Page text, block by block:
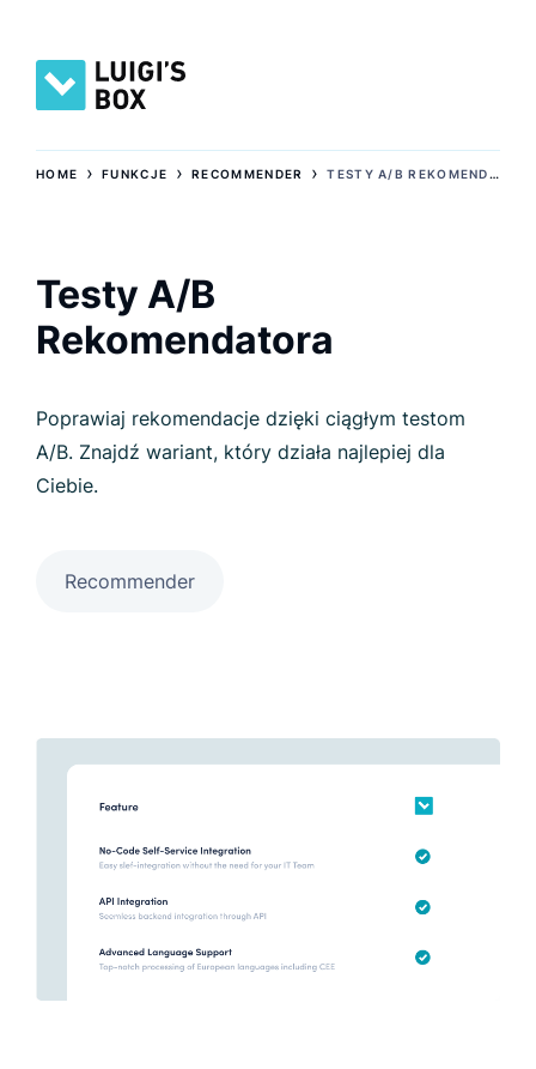
HOME ›FUNKCJE ›RECOMMENDER ›TESTY A/B REKOMENDATORA
Testy A/B
Rekomendatora
Poprawiaj rekomendacje dzięki ciągłym testom
A/B. Znajdź wariant, który działa najlepiej dla
Ciebie.
Recommender